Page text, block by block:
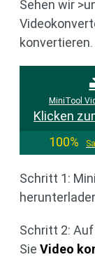
Sehen wir
konvertieren.
MiniTool
Klicken
100%
Schritt 1:
Schritt 2:
Sie Video